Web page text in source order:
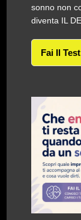
sonno non
diventa IL
Fai Il Test